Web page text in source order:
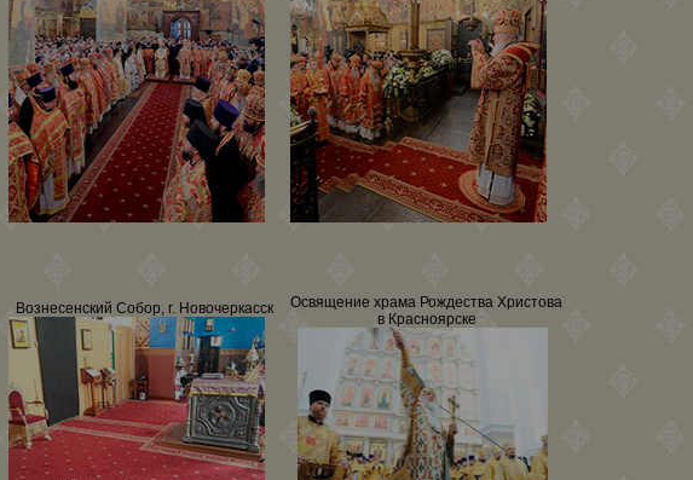
Вознесенский Собор, г. Новочеркасск
Освящение храма Рождества Христова
в Красноярске